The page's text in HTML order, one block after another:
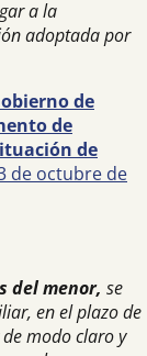
a la
adoptada por
de
de
de
de octubre de
del menor, se
en el plazo de
modo claro y